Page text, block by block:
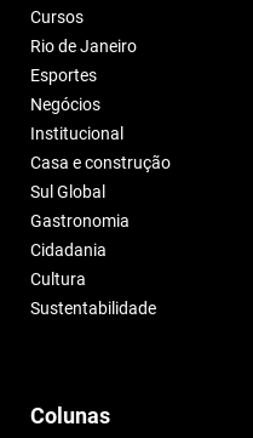
Cursos
Rio de Janeiro
Esportes
Negócios
Institucional
Casa e construção
Sul Global
Gastronomia
Cidadania
Cultura
Sustentabilidade
Colunas